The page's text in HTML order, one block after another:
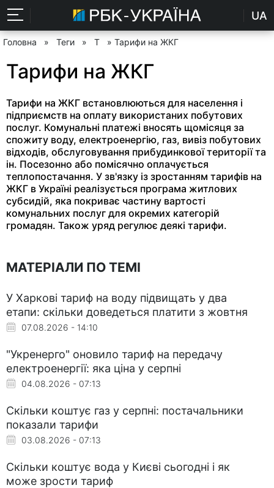
UA
Головна » Теги » Т » Тарифи на ЖКГ
Тарифи на ЖКГ
Тарифи на ЖКГ встановлюються для населення і
підприємств на оплату використаних побутових
послуг. Комунальні платежі вносять щомісяця за
спожиту воду, електроенергію, газ, вивіз побутових
відходів, обслуговування прибудинкової території та
ін. Посезонно або помісячно оплачується
теплопостачання. У зв'язку із зростанням тарифів на
ЖКГ в Україні реалізується програма житлових
субсидій, яка покриває частину вартості
комунальних послуг для окремих категорій
громадян. Також уряд регулює деякі тарифи.
МАТЕРІАЛИ ПО ТЕМІ
У Харкові тариф на воду підвищать у два
етапи: скільки доведеться платити з жовтня
07.08.2026 - 14:10
"Укренерго" оновило тариф на передачу
електроенергії: яка ціна у серпні
04.08.2026 - 07:13
Скільки коштує газ у серпні: постачальники
показали тарифи
03.08.2026 - 07:13
Скільки коштує вода у Києві сьогодні і як
може зрости тариф